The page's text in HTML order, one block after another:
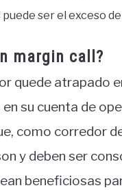
ser el exceso
margin call?
quede atrapado
su cuenta de
como corredor
y deben ser
beneficiosas